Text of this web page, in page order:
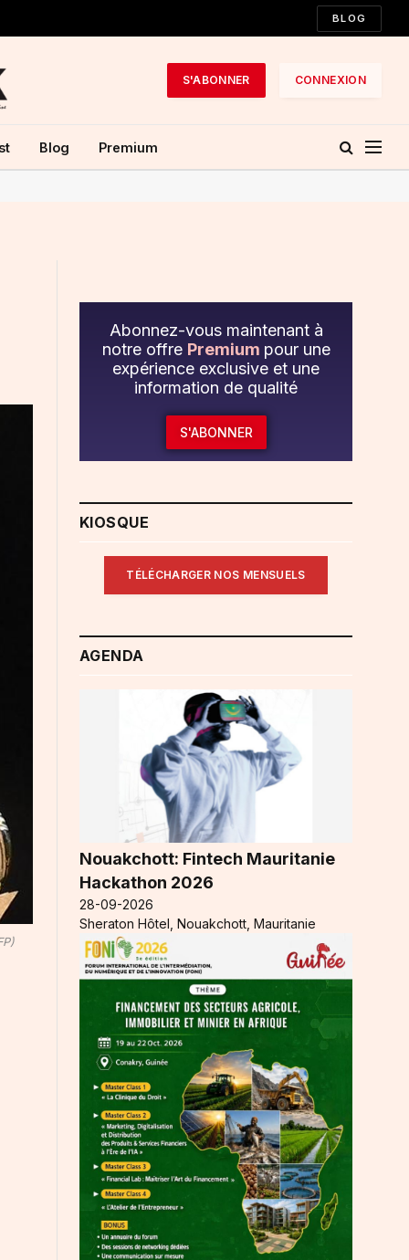
BLOG
S'ABONNER CONNEXION
Blog Premium
Abonnez-vous maintenant à
notre offre Premium pour une
expérience exclusive et une
information de qualité
S'ABONNER
KIOSQUE
TÉLÉCHARGER NOS MENSUELS
AGENDA
Nouakchott: Fintech Mauritanie
Hackathon 2026
28-09-2026
Sheraton Hôtel, Nouakchott, Mauritanie